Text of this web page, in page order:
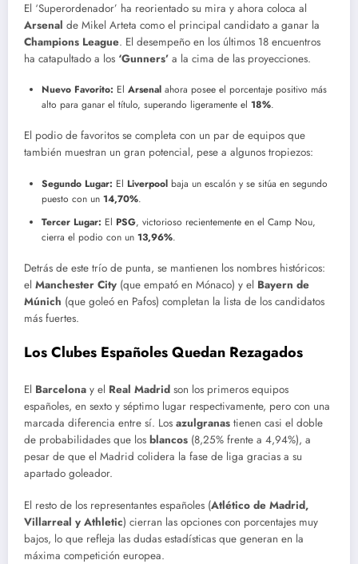
El ‘Superordenador’ ha reorientado su mira y ahora coloca al
Arsenal de Mikel Arteta como el principal candidato a ganar la
Champions League. El desempeño en los últimos 18 encuentros
ha catapultado a los ‘Gunners’ a la cima de las proyecciones.
Nuevo Favorito: El Arsenal ahora posee el porcentaje positivo más
alto para ganar el título, superando ligeramente el 18%.
El podio de favoritos se completa con un par de equipos que
también muestran un gran potencial, pese a algunos tropiezos:
Segundo Lugar: El Liverpool baja un escalón y se sitúa en segundo
puesto con un 14,70%.
Tercer Lugar: El PSG, victorioso recientemente en el Camp Nou,
cierra el podio con un 13,96%.
Detrás de este trío de punta, se mantienen los nombres históricos:
el Manchester City (que empató en Mónaco) y el Bayern de
Múnich (que goleó en Pafos) completan la lista de los candidatos
más fuertes.
Los Clubes Españoles Quedan Rezagados
El Barcelona y el Real Madrid son los primeros equipos
españoles, en sexto y séptimo lugar respectivamente, pero con una
marcada diferencia entre sí. Los azulgranas tienen casi el doble
de probabilidades que los blancos (8,25% frente a 4,94%), a
pesar de que el Madrid colidera la fase de liga gracias a su
apartado goleador.
El resto de los representantes españoles (Atlético de Madrid,
Villarreal y Athletic) cierran las opciones con porcentajes muy
bajos, lo que refleja las dudas estadísticas que generan en la
máxima competición europea.